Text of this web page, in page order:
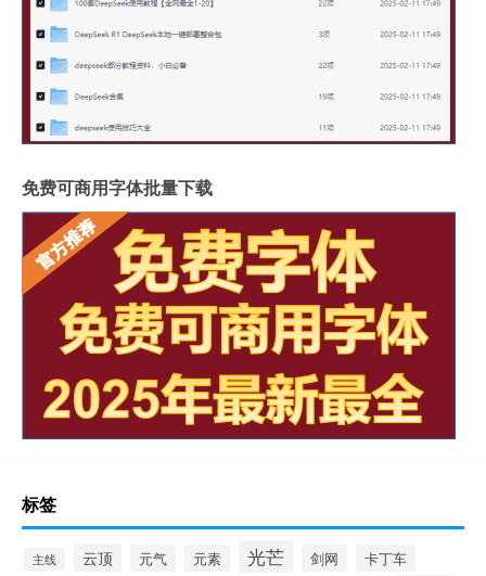
免费可商用字体批量下载
标签
主线 云顶 元气 元素 光芒 剑网
卡丁车